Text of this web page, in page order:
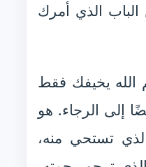
الذي أمرك
الله يخيفك فقط
إلى الرجاء. هو
الذي تستحي منه،